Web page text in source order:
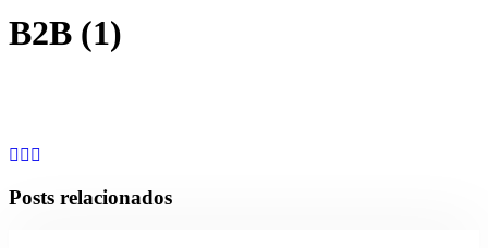
B2B (1)
Posts relacionados